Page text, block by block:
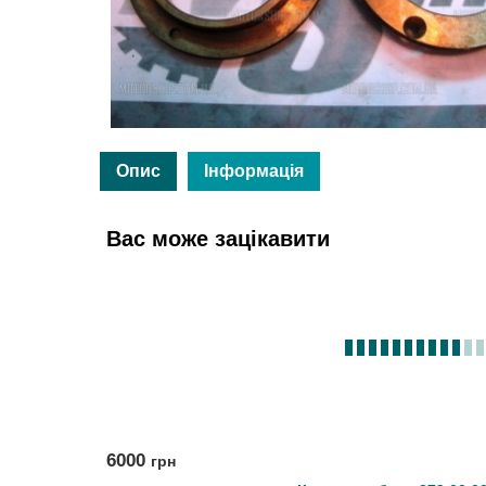
Опис Інформація
Вас може зацікавити
6000 грн